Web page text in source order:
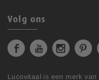
Volg ons
Lucovitaal is een merk van